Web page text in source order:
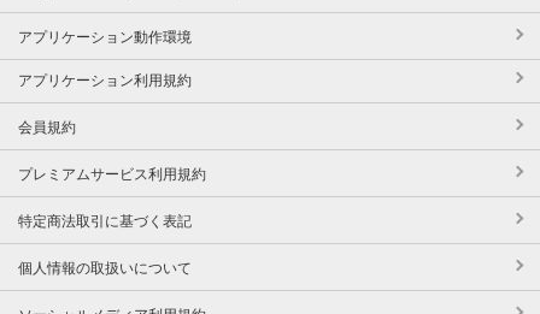
アプリケーション動作環境
アプリケーション利用規約
会員規約
プレミアムサービス利用規約
特定商法取引に基づく表記
個人情報の取扱いについて